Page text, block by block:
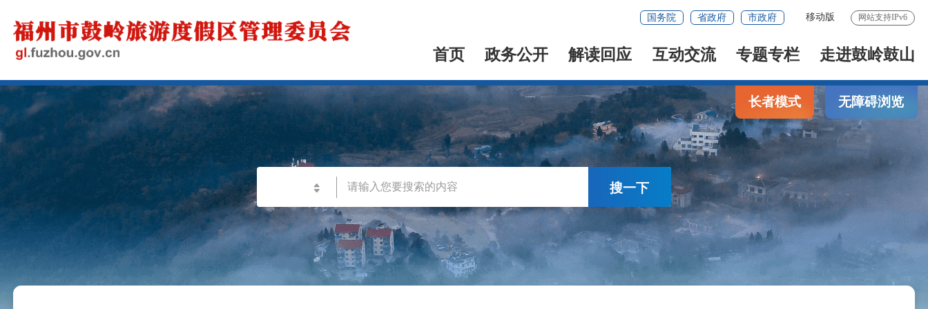
国务院 省政府 市政府 移动版 网站支持IPv6
首页 政务公开 解读回应 互动交流 专题专栏 走进鼓岭鼓山
搜一下
长者模式 无障碍浏览